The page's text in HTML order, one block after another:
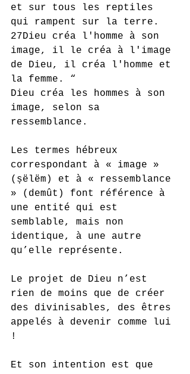
et sur tous les reptiles
qui rampent sur la terre.
27Dieu créa l'homme à son
image, il le créa à l'image
de Dieu, il créa l'homme et
la femme. “
Dieu créa les hommes à son
image, selon sa
ressemblance.
Les termes hébreux
correspondant à « image »
(ṣëlëm) et à « ressemblance
» (demût) font référence à
une entité qui est
semblable, mais non
identique, à une autre
qu’elle représente.
Le projet de Dieu n’est
rien de moins que de créer
des divinisables, des êtres
appelés à devenir comme lui
!
Et son intention est que